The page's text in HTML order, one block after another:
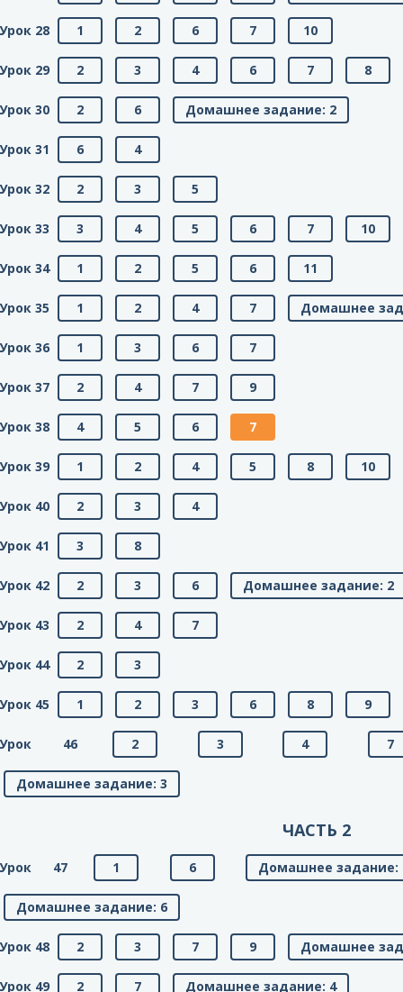
Урок 28 1 2 6 7 10
Урок 29 2 3 4 6 7 8
Урок 30 2 6 Домашнее задание: 2
Урок 31 6 4
Урок 32 2 3 5
Урок 33 3 4 5 6 7 10
Урок 34 1 2 5 6 11
Урок 35 1 2 4 7 Домашнее
Урок 36 1 3 6 7
Урок 37 2 4 7 9
Урок 38 4 5 6 7
Урок 39 1 2 4 5 8 10
Урок 40 2 3 4
Урок 41 3 8
Урок 42 2 3 6 Домашнее задание: 2
Урок 43 2 4 7
Урок 44 2 3
Урок 45 1 2 3 6 8 9
Урок 46 2 3 4 7
Домашнее задание: 3
ЧАСТЬ 2
Урок 47 1 6 Домашнее задание:
Домашнее задание: 6
Урок 48 2 3 7 9 Домашнее
Урок 49 2 7 Домашнее задание: 4